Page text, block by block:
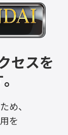
セスを
め、
を